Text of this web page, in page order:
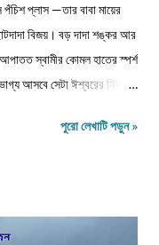
পঁচিশ প্লাস —তার বাবা মায়ের
বিজয়। বড় দাদা শঙ্কর আর
স্বামীর কোমল হাতের স্পর্শ
আসবে সেটা ঈশ্বরের নিকটই
নীলিমাদের পরিবার।
কোনো খামতি রাখেননি।
পুরো লেখাটি পড়ুন »